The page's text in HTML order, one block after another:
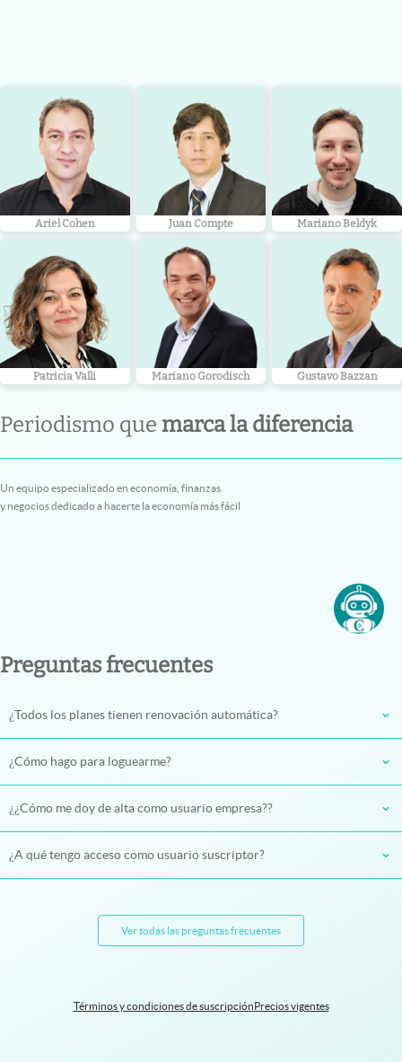
Ariel Cohen Juan Compte Mariano Beldyk
Patricia Valli Mariano Gorodisch Gustavo Bazzan
Periodismo que marca la diferencia
Un equipo especializado en economía, finanzas
y negocios dedicado a hacerte la economía más fácil
Preguntas frecuentes
¿Todos los planes tienen renovación automática?
¿Cómo hago para loguearme?
¿¿Cómo me doy de alta como usuario empresa??
¿A qué tengo acceso como usuario suscriptor?
Ver todas las preguntas frecuentes
Términos y condiciones de suscripción Precios vigentes